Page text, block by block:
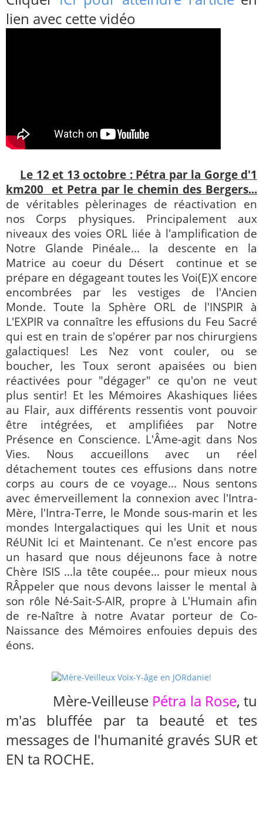
lien avec cette vidéo
Le 12 et 13 octobre : Pétra par la Gorge d'1
km200 et Petra par le chemin des Bergers...
de véritables pèlerinages de réactivation en
nos Corps physiques. Principalement aux
niveaux des voies ORL liée à l'amplification de
Notre Glande Pinéale... la descente en la
Matrice au coeur du Désert continue et se
prépare en dégageant toutes les Voi(E)X encore
encombrées par les vestiges de l'Ancien
Monde. Toute la Sphère ORL de l'INSPIR à
L'EXPIR va connaître les effusions du Feu Sacré
qui est en train de s'opérer par nos chirurgiens
galactiques! Les Nez vont couler, ou se
boucher, les Toux seront apaisées ou bien
réactivées pour "dégager" ce qu'on ne veut
plus sentir! Et les Mémoires Akashiques liées
au Flair, aux différents ressentis vont pouvoir
être intégrées, et amplifiées par Notre
Présence en Conscience. L'Âme-agit dans Nos
Vies. Nous accueillons avec un réel
détachement toutes ces effusions dans notre
corps au cours de ce voyage... Nous sentons
avec émerveillement la connexion avec l'Intra-
Mère, l'Intra-Terre, le Monde sous-marin et les
mondes Intergalactiques qui les Unit et nous
RéUNit Ici et Maintenant. Ce n'est encore pas
un hasard que nous déjeunons face à notre
Chère ISIS ...la tête coupée... pour mieux nous
RÂppeler que nous devons laisser le mental à
son rôle Né-Sait-S-AIR, propre à L'Humain afin
de re-Naître à notre Avatar porteur de Co-
Naissance des Mémoires enfouies depuis des
éons.
Mère-Veilleuse Pétra la Rose, tu
m'as bluffée par ta beauté et tes
messages de l'humanité gravés SUR et
EN ta ROCHE.